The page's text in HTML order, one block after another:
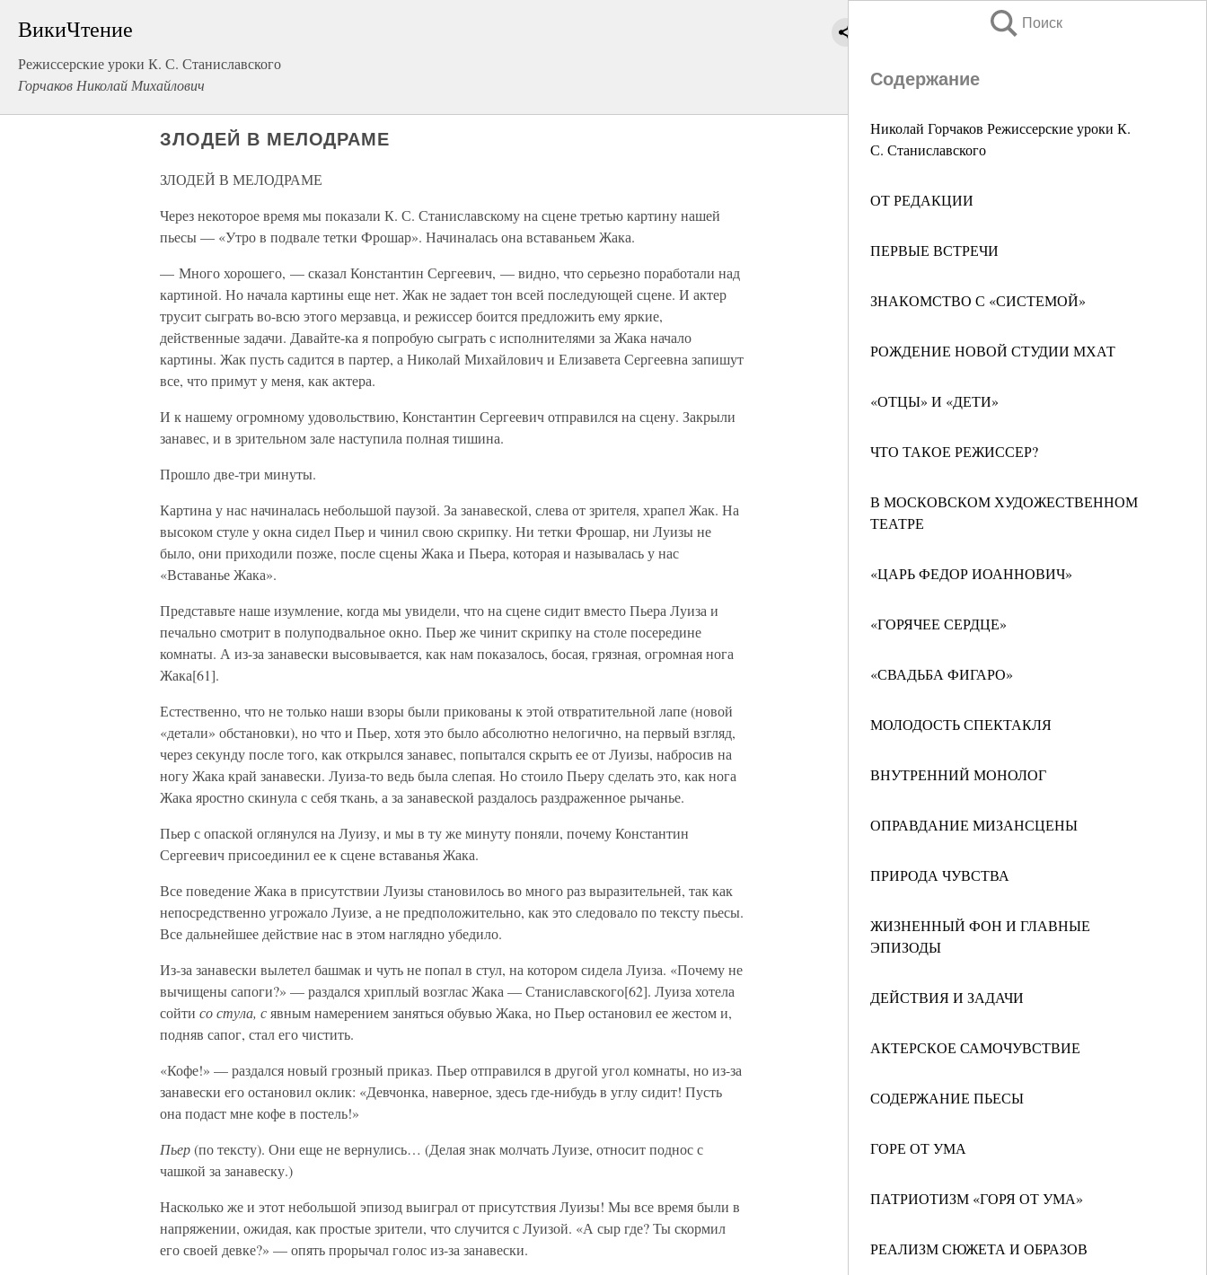
ВикиЧтение
Режиссерские уроки К. С. Станиславского
Горчаков Николай Михайлович
Поиск
Содержание
Николай Горчаков Режиссерские уроки К.
С. Станиславского
ОТ РЕДАКЦИИ
ПЕРВЫЕ ВСТРЕЧИ
ЗНАКОМСТВО С «СИСТЕМОЙ»
РОЖДЕНИЕ НОВОЙ СТУДИИ МХАТ
«ОТЦЫ» И «ДЕТИ»
ЧТО ТАКОЕ РЕЖИССЕР?
В МОСКОВСКОМ ХУДОЖЕСТВЕННОМ
ТЕАТРЕ
«ЦАРЬ ФЕДОР ИОАННОВИЧ»
«ГОРЯЧЕЕ СЕРДЦЕ»
«СВАДЬБА ФИГАРО»
МОЛОДОСТЬ СПЕКТАКЛЯ
ВНУТРЕННИЙ МОНОЛОГ
ОПРАВДАНИЕ МИЗАНСЦЕНЫ
ПРИРОДА ЧУВСТВА
ЖИЗНЕННЫЙ ФОН И ГЛАВНЫЕ
ЭПИЗОДЫ
ДЕЙСТВИЯ И ЗАДАЧИ
АКТЕРСКОЕ САМОЧУВСТВИЕ
СОДЕРЖАНИЕ ПЬЕСЫ
ГОРЕ ОТ УМА
ПАТРИОТИЗМ «ГОРЯ ОТ УМА»
РЕАЛИЗМ СЮЖЕТА И ОБРАЗОВ
ЗЛОДЕЙ В МЕЛОДРАМЕ
ЗЛОДЕЙ В МЕЛОДРАМЕ
Через некоторое время мы показали К. С. Станиславскому на сцене третью картину нашей
пьесы — «Утро в подвале тетки Фрошар». Начиналась она вставаньем Жака.
— Много хорошего, — сказал Константин Сергеевич, — видно, что серьезно поработали над
картиной. Но начала картины еще нет. Жак не задает тон всей последующей сцене. И актер
трусит сыграть во-всю этого мерзавца, и режиссер боится предложить ему яркие,
действенные задачи. Давайте-ка я попробую сыграть с исполнителями за Жака начало
картины. Жак пусть садится в партер, а Николай Михайлович и Елизавета Сергеевна запишут
все, что примут у меня, как актера.
И к нашему огромному удовольствию, Константин Сергеевич отправился на сцену. Закрыли
занавес, и в зрительном зале наступила полная тишина.
Прошло две-три минуты.
Картина у нас начиналась небольшой паузой. За занавеской, слева от зрителя, храпел Жак. На
высоком стуле у окна сидел Пьер и чинил свою скрипку. Ни тетки Фрошар, ни Луизы не
было, они приходили позже, после сцены Жака и Пьера, которая и называлась у нас
«Вставанье Жака».
Представьте наше изумление, когда мы увидели, что на сцене сидит вместо Пьера Луиза и
печально смотрит в полуподвальное окно. Пьер же чинит скрипку на столе посередине
комнаты. А из-за занавески высовывается, как нам показалось, босая, грязная, огромная нога
Жака[61].
Естественно, что не только наши взоры были прикованы к этой отвратительной лапе (новой
«детали» обстановки), но что и Пьер, хотя это было абсолютно нелогично, на первый взгляд,
через секунду после того, как открылся занавес, попытался скрыть ее от Луизы, набросив на
ногу Жака край занавески. Луиза-то ведь была слепая. Но стоило Пьеру сделать это, как нога
Жака яростно скинула с себя ткань, а за занавеской раздалось раздраженное рычанье.
Пьер с опаской оглянулся на Луизу, и мы в ту же минуту поняли, почему Константин
Сергеевич присоединил ее к сцене вставанья Жака.
Все поведение Жака в присутствии Луизы становилось во много раз выразительней, так как
непосредственно угрожало Луизе, а не предположительно, как это следовало по тексту пьесы.
Все дальнейшее действие нас в этом наглядно убедило.
Из-за занавески вылетел башмак и чуть не попал в стул, на котором сидела Луиза. «Почему не
вычищены сапоги?» — раздался хриплый возглас Жака — Станиславского[62]. Луиза хотела
сойти со стула, сявным намерением заняться обувью Жака, но Пьер остановил ее жестом и,
подняв сапог, стал его чистить.
«Кофе!» — раздался новый грозный приказ. Пьер отправился в другой угол комнаты, но из-за
занавески его остановил оклик: «Девчонка, наверное, здесь где-нибудь в углу сидит! Пусть
она подаст мне кофе в постель!»
Пьер(по тексту). Они еще не вернулись… (Делая знак молчать Луизе, относит поднос с
чашкой за занавеску.)
Насколько же и этот небольшой эпизод выиграл от присутствия Луизы! Мы все время были в
напряжении, ожидая, как простые зрители, что случится с Луизой. «А сыр где? Ты скормил
его своей девке?» — опять прорычал голос из-за занавески.